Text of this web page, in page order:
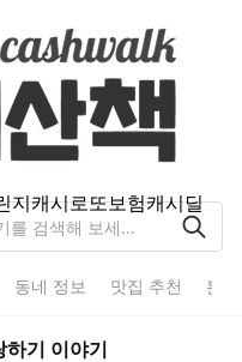
지캐시로또보험캐시딜
동네 정보 맛집 추천 분
하기 이야기